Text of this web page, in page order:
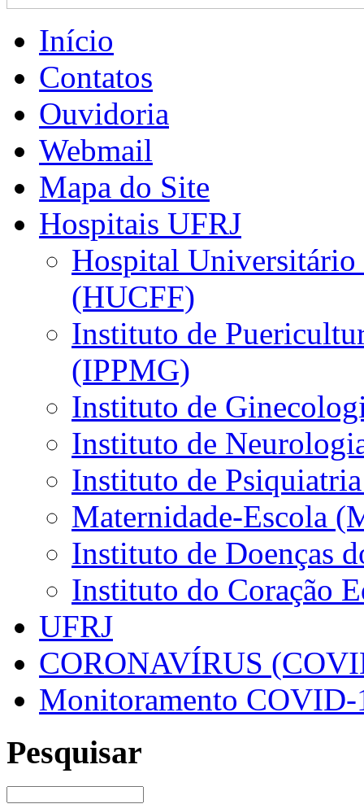
Início
Contatos
Ouvidoria
Webmail
Mapa do Site
Hospitais UFRJ
Hospital
(HUCFF)
Instituto de
(IPPMG)
Instituto de
Instituto de
Instituto de
Maternidade-Escola
Instituto de Doenças
Instituto do Coração
UFRJ
CORONAVÍRUS
Monitoramento COVID-
Pesquisar